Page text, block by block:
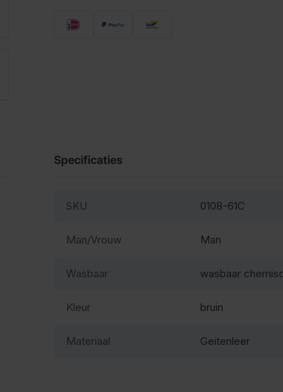
Specificaties
SKU 0108-61C
Man/Vrouw Man
Wasbaar wasbaar
Kleur bruin
Materiaal Geitenleer